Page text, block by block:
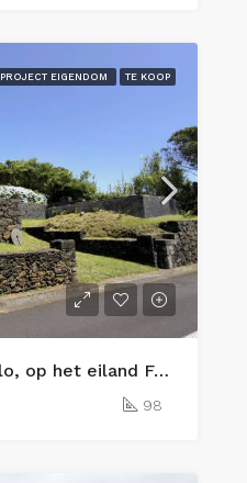
PROJECT EIGENDOM TE KOOP
Unieke kans in Capelo, op het eiland Faial: twee aangrenzende bouwkavels in de bebouwde kom met uitzicht op zee en traditionele charme
98